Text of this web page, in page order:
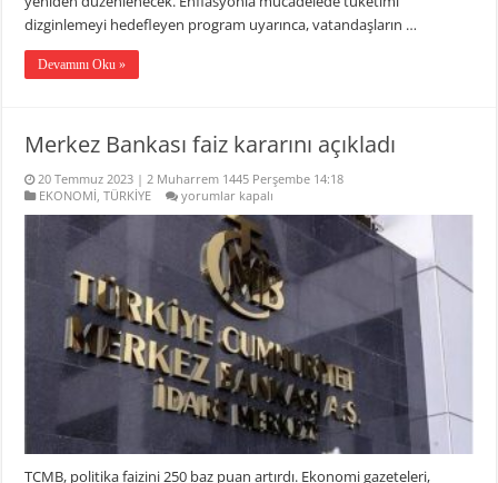
dizginlemeyi hedefleyen program uyarınca, vatandaşların …
Devamını Oku »
Merkez Bankası faiz kararını açıkladı
20 Temmuz 2023 | 2 Muharrem 1445 Perşembe 14:18
EKONOMİ,TÜRKİYE
Merkez
Bankası
kararını
açıkladı
yorumlar kapalı
TCMB, politika faizini 250 baz puan artırdı. Ekonomi gazeteleri,